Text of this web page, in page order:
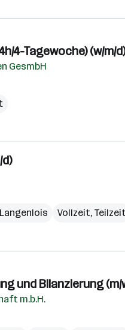
4-Tagewoche) (w/
GesmbH
Langenlois Vollzeit,
und Bilanzierung (m/
m.b.H.